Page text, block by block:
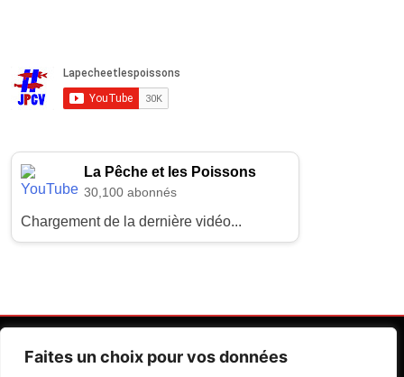
Faites un choix pour vos données
La Pêche et les Poissons
30,100 abonnés
Chargement de la dernière vidéo...